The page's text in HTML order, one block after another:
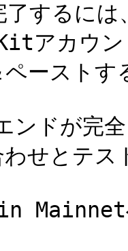
了するに
アカウン
ーストす
ンドが完
せとテス
Mainnet